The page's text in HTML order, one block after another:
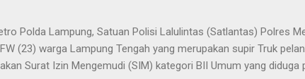
ke fungs...
Polda Lampung, Satuan Polisi Lalulintas (Satlantas) Polres
(23) warga Lampung Tengah yang merupakan supir Truk
Surat Izin Mengemudi (SIM) kategori BII Umum yang diduga